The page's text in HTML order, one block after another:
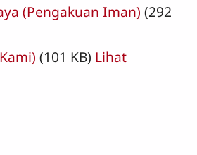
(Pengakuan Iman) (292
(101 KB) Lihat